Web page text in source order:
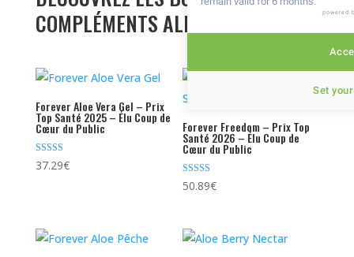
COMPLÉMENTS ALIMENTAIRES
Forever Aloe Vera Gel – Prix
Top Santé 2025 – Élu Coup de
Cœur du Public
Note
4.68
37.29€
Forever Freedom – Prix Top
Santé 2026 – Élu Coup de
Cœur du Public
Note
4.54
50.89€
powered
Set